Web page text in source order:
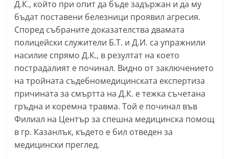
l
a
.
i
n
f
o
,
k
a
Д.К., който при опит да бъде задържан и да му
бъдат поставени белезници проявил агресия.
Според събраните доказателства двамата
полицейски служители Б.Т. и Д.И. са упражнили
насилие спрямо Д.К., в резултат на което
пострадалият е починал. Видно от заключението
на тройната съдебномедицинската експертиза
причината за смъртта на Д.К. е тежка съчетана
гръдна и коремна травма. Той е починал във
Филиал на Център за спешна медицинска помощ
в гр. Казанлък, където е бил отведен за
медицински преглед.